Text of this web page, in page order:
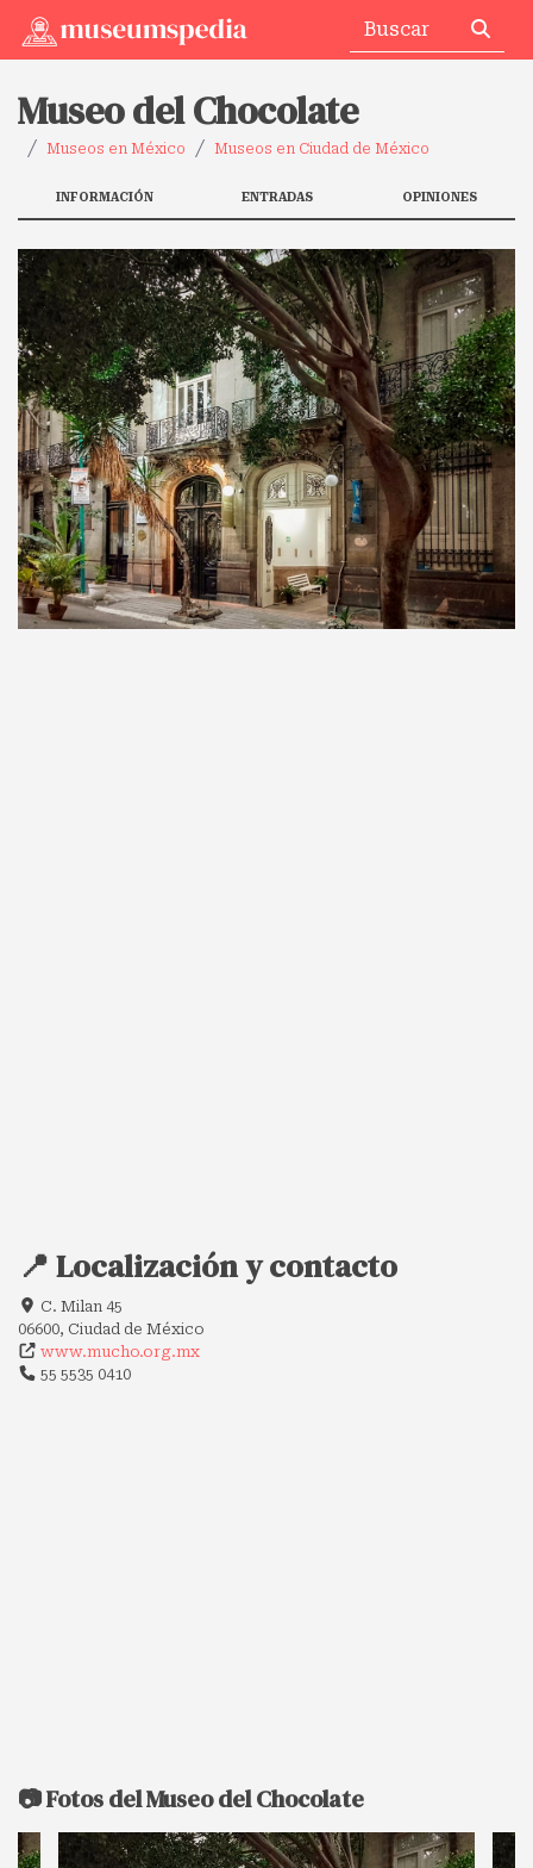
Museo del Chocolate
Museos en México Museos en Ciudad de México
INFORMACIÓN ENTRADAS OPINIONES
📍 Localización y contacto
C. Milan 45
06600, Ciudad de México
www.mucho.org.mx
55 5535 0410
📷 Fotos del Museo del Chocolate